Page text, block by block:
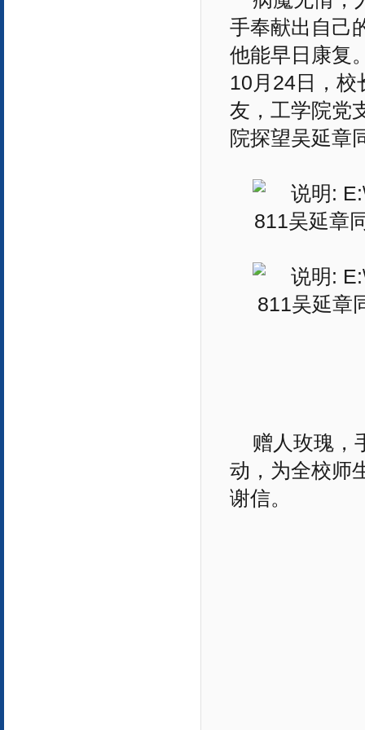
手奉献出自己
他能早日康复
10月24日，校
友，工学院党
院探望吴延章
赠人玫瑰，
动，为全校师
谢信。